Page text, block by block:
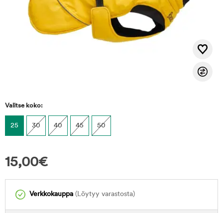
Valitse koko:
25 30 40 45 50
15,00€
Verkkokauppa (Löytyy varastosta)